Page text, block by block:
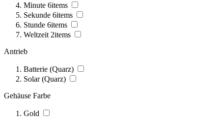
Minute 6items
Sekunde 6items
Stunde 6items
Weltzeit 2items
Antrieb
Batterie (Quarz)
Solar (Quarz)
Gehäuse Farbe
Gold